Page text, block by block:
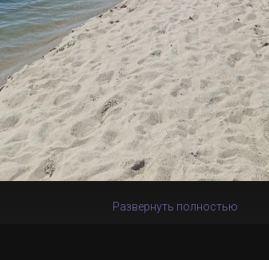
Развернуть полностью